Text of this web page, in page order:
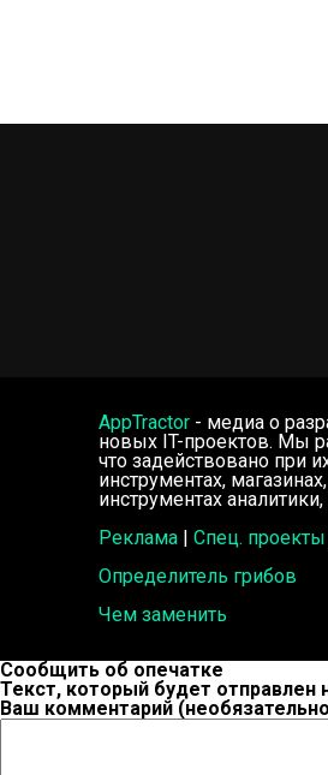
AppTractor - медиа о
новых IT-проектов. Мы
что задействовано при
инструментах,
инструментах
Реклама
Спец. проекты
Определитель грибов
Чем заменить
Сообщить об опечатке
Текст, который будет
Ваш комментарий